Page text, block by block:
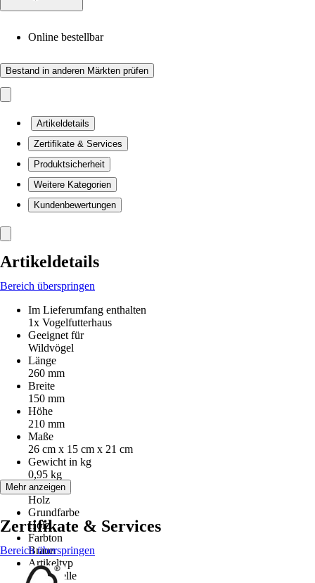
Online bestellbar
Bestand in anderen Märkten prüfen
Artikeldetails
Zertifikate & Services
Produktsicherheit
Weitere Kategorien
Kundenbewertungen
Artikeldetails
Bereich überspringen
Im Lieferumfang enthalten
1x Vogelfutterhaus
Geeignet für
Wildvögel
Länge
260 mm
Breite
150 mm
Höhe
210 mm
Maße
26 cm x 15 cm x 21 cm
Gewicht in kg
0,95 kg
Material
Holz
Grundfarbe
Holz
Farbton
Braun
Artikeltyp
Futterstelle
Mehr anzeigen
Zertifikate & Services
Bereich überspringen